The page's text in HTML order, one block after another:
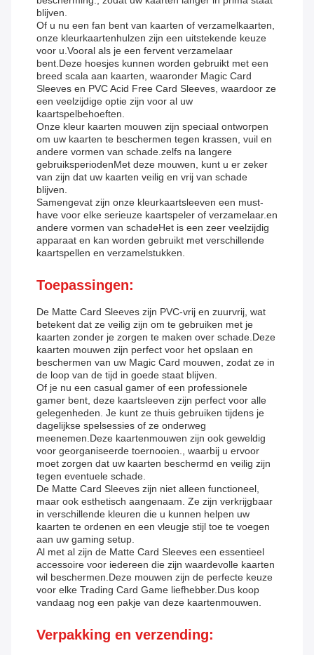
blijven.
Of u nu een fan bent van kaarten of verzamelkaarten,
onze kleurkaartenhulzen zijn een uitstekende keuze
voor u.Vooral als je een fervent verzamelaar
bent.Deze hoesjes kunnen worden gebruikt met een
breed scala aan kaarten, waaronder Magic Card
Sleeves en PVC Acid Free Card Sleeves, waardoor ze
een veelzijdige optie zijn voor al uw
kaartspelbehoeften.
Onze kleur kaarten mouwen zijn speciaal ontworpen
om uw kaarten te beschermen tegen krassen, vuil en
andere vormen van schade.zelfs na langere
gebruiksperiodenMet deze mouwen, kunt u er zeker
van zijn dat uw kaarten veilig en vrij van schade
blijven.
Samengevat zijn onze kleurkaartsleeven een must-
have voor elke serieuze kaartspeler of verzamelaar.en
andere vormen van schadeHet is een zeer veelzijdig
apparaat en kan worden gebruikt met verschillende
kaartspellen en verzamelstukken.
Toepassingen:
De Matte Card Sleeves zijn PVC-vrij en zuurvrij, wat
betekent dat ze veilig zijn om te gebruiken met je
kaarten zonder je zorgen te maken over schade.Deze
kaarten mouwen zijn perfect voor het opslaan en
beschermen van uw Magic Card mouwen, zodat ze in
de loop van de tijd in goede staat blijven.
Of je nu een casual gamer of een professionele
gamer bent, deze kaartsleeven zijn perfect voor alle
gelegenheden. Je kunt ze thuis gebruiken tijdens je
dagelijkse spelsessies of ze onderweg
meenemen.Deze kaartenmouwen zijn ook geweldig
voor georganiseerde toernooien., waarbij u ervoor
moet zorgen dat uw kaarten beschermd en veilig zijn
tegen eventuele schade.
De Matte Card Sleeves zijn niet alleen functioneel,
maar ook esthetisch aangenaam. Ze zijn verkrijgbaar
in verschillende kleuren die u kunnen helpen uw
kaarten te ordenen en een vleugje stijl toe te voegen
aan uw gaming setup.
Al met al zijn de Matte Card Sleeves een essentieel
accessoire voor iedereen die zijn waardevolle kaarten
wil beschermen.Deze mouwen zijn de perfecte keuze
voor elke Trading Card Game liefhebber.Dus koop
vandaag nog een pakje van deze kaartenmouwen.
Verpakking en verzending: